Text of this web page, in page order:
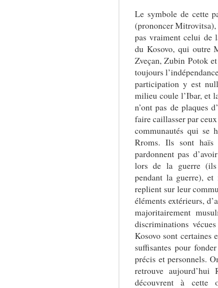
Le symbole de cette
(prononcer Mitrovitsa),
pas vraiment celui de
du Kosovo, qui outre
Zveçan, Zubin Potok
toujours
participation y est
milieu coule l’Ibar, et
n’ont pas de plaques
faire caillasser par
communautés qui se
Rroms. Ils sont
pardonnent pas
lors de la guerre
pendant la guerre), et
replient sur leur
éléments extérieurs,
majoritairement
discriminations
Kosovo sont certaines
suffisantes pour
précis et personnels.
retrouve
découvrent à cette